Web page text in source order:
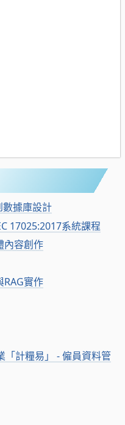
數據庫設計
17025:2017系統課程
內容創作
實作
「計糧易」 - 僱員資料管